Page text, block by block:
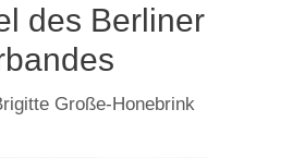
des Berliner
Große-Honebrink